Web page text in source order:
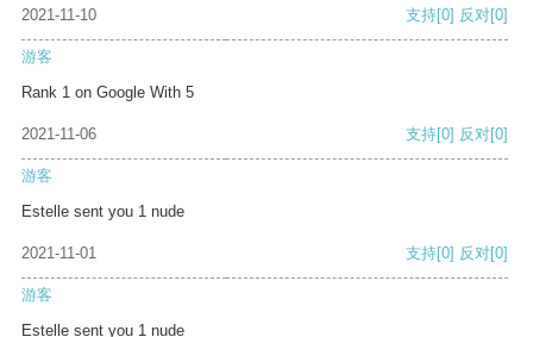
2021-11-10 支持[0] 反对[0]
游客
Rank 1 on Google With 5
2021-11-06 支持[0] 反对[0]
游客
Estelle sent you 1 nude
2021-11-01 支持[0] 反对[0]
游客
Estelle sent you 1 nude